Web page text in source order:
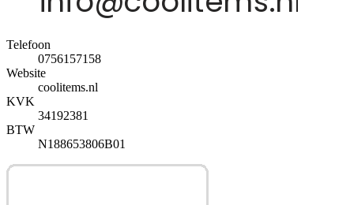
Telefoon
0756157158
Website
coolitems.nl
KVK
34192381
BTW
N188653806B01